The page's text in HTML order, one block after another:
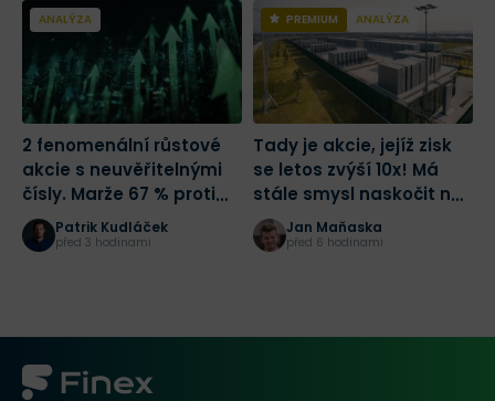
ANALÝZA
2 fenomenální růstové
akcie s neuvěřitelnými
čísly. Marže 67 % proti
růstu tržeb o 684 %.
Která je lepší?
Patrik Kudláček
před 3 hodinami
PREMIUM ANALÝZA
Tady je akcie, jejíž zisk
se letos zvýší 10x! Má
stále smysl naskočit na
jednu z nejlepších sázek
na AI?
Jan Maňaska
před 6 hodinami